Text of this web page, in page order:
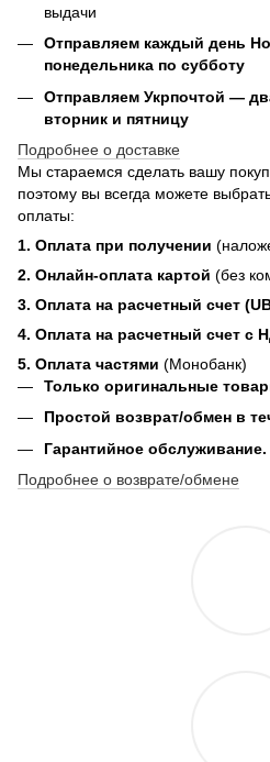
выдачи
Отправляем каждый день
понедельника по субботу
Отправляем Укрпочтой —
вторник и пятницу
Подробнее о доставке
Мы стараемся сделать вашу
поэтому вы всегда можете
оплаты:
1. Оплата при получении
2. Онлайн-оплата картой (без
3. Оплата на расчетный счет
4. Оплата на расчетный счет с
5. Оплата частями (Монобанк)
Только оригинальные
Простой возврат/обмен в
Гарантийное обслуживание.
Подробнее о возврате/обмене